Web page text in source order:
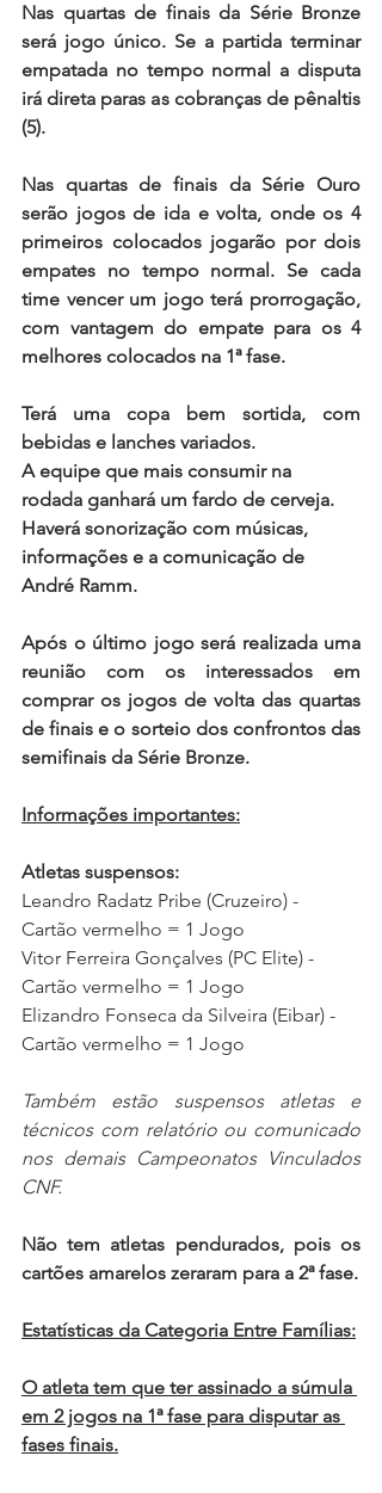
Nas quartas de finais da Série Bronze
será jogo único. Se a partida terminar
empatada no tempo normal a disputa
irá direta paras as cobranças de pênaltis
(5).
Nas quartas de finais da Série Ouro
serão jogos de ida e volta, onde os 4
primeiros colocados jogarão por dois
empates no tempo normal. Se cada
time vencer um jogo terá prorrogação,
com vantagem do empate para os 4
melhores colocados na 1ª fase.
Terá uma copa bem sortida, com
bebidas e lanches variados.
A equipe que mais consumir na
rodada ganhará um fardo de cerveja.
Haverá sonorização com músicas,
informações e a comunicação de
André Ramm.
Após o último jogo será realizada uma
reunião com os interessados em
comprar os jogos de volta das quartas
de finais e o sorteio dos confrontos das
semifinais da Série Bronze.
Informações importantes:
Atletas suspensos:
Leandro Radatz Pribe (Cruzeiro) -
Cartão vermelho = 1 Jogo
Vitor Ferreira Gonçalves (PC Elite) -
Cartão vermelho = 1 Jogo
Elizandro Fonseca da Silveira (Eibar) -
Cartão vermelho = 1 Jogo
Também estão suspensos atletas e
técnicos com relatório ou comunicado
nos demais Campeonatos Vinculados
CNF.
Não tem atletas pendurados, pois os
cartões amarelos zeraram para a 2ª fase.
Estatísticas da Categoria Entre Famílias:
O atleta tem que ter assinado a súmula
em 2 jogos na 1ª fase para disputar as
fases finais.